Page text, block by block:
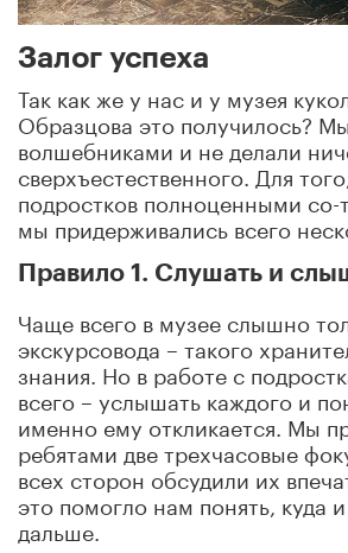
Залог успеха
Так как же у нас и у музея
Образцова это получилось?
волшебниками и не делали
сверхъестественного. Для
подростков полноценными со-
мы придерживались всего
Правило 1. Слушать и
Чаще всего в музее слышно
экскурсовода – такого
знания. Но в работе с
всего – услышать каждого и
именно ему откликается. Мы
ребятами две трехчасовые
всех сторон обсудили их
это помогло нам понять, куда и
дальше.